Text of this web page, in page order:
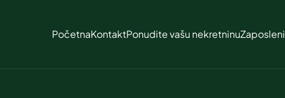
PočetnaKontaktPonudite vašu nekretninuZaposleni